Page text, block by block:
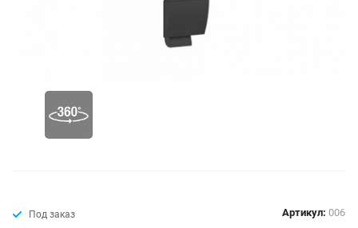
Под заказ Артикул: 006